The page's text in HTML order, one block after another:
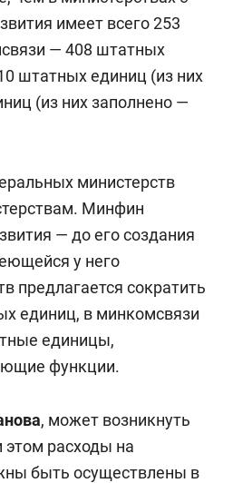
имеет всего 253
— 408 штатных
штатных единиц (из них
(из них заполнено —
министерств
Минфин
— до его создания
у него
предлагается сократить
единиц, в минкомсвязи
единицы,
функции.
, может возникнуть
расходы на
быть осуществлены в